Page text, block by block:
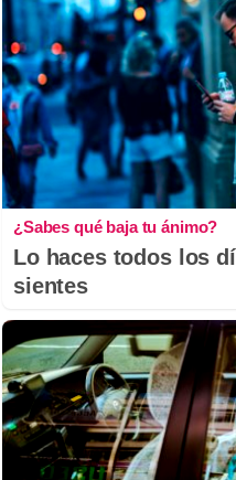
¿Sabes qué baja tu ánimo?
Lo haces todos los
sientes